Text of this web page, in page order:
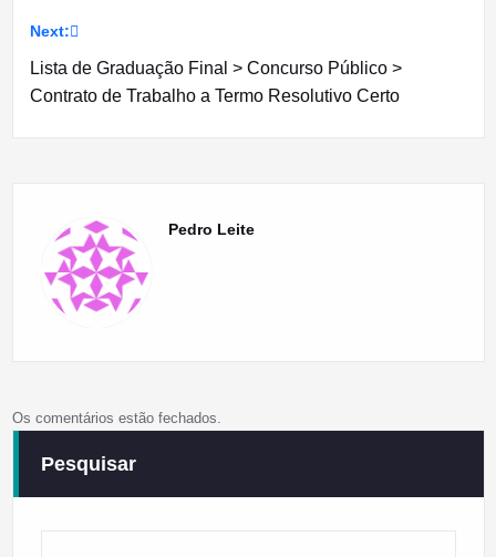
artigos
Next:
Lista de Graduação Final > Concurso Público >
Contrato de Trabalho a Termo Resolutivo Certo
Pedro Leite
Os comentários estão fechados.
Pesquisar